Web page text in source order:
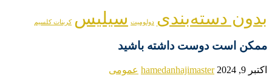
بدون دسته‌بندی دولومیت سیلیس کربنات کلسیم
ممکن است دوست داشته باشید
اکتبر 9, 2024 hamedanhajimaster عمومی